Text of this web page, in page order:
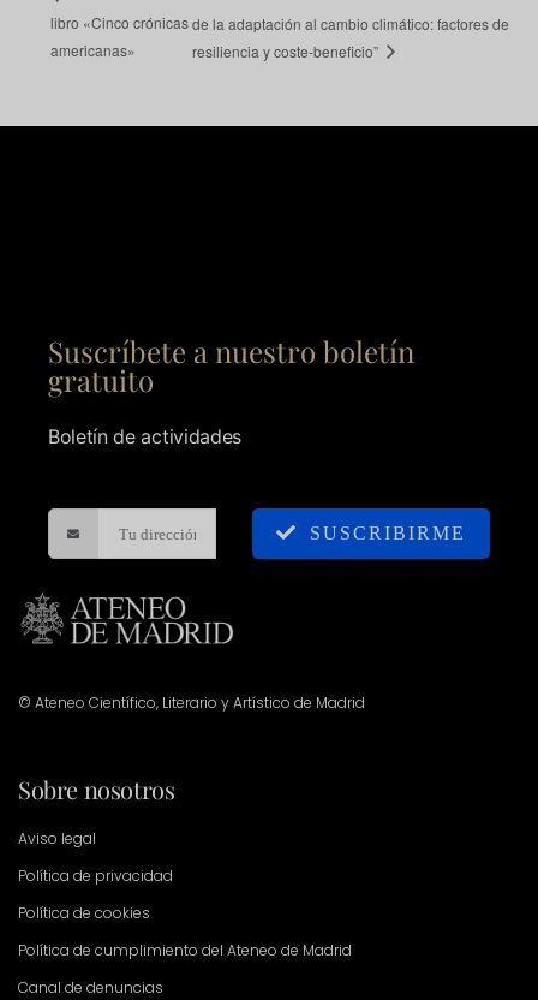
libro «Cinco crónicas
americanas»
de la adaptación al cambio climático: factores de
resiliencia y coste-beneficio”
Suscríbete a nuestro boletín
gratuito
Boletín de actividades
SUSCRIBIRME
© Ateneo Científico, Literario y Artístico de Madrid
Sobre nosotros
Aviso legal
Política de privacidad
Política de cookies
Política de cumplimiento del Ateneo de Madrid
Canal de denuncias